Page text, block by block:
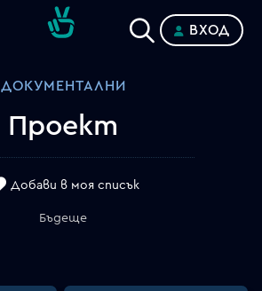
ВХОД
ДОКУМЕНТАЛНИ
Проект
Добави в моя списък
Бъдеще